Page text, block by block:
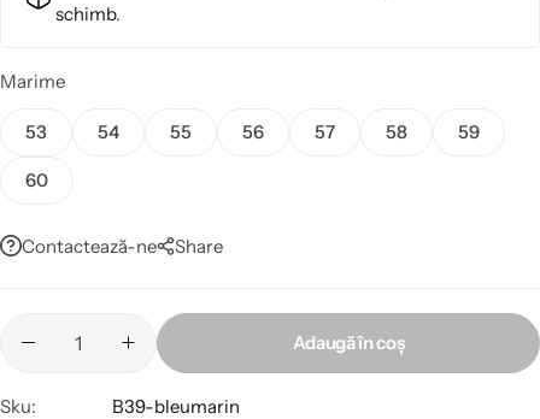
schimb.
Marime
53 54 55 56 57 58 59
60
Contactează-ne Share
Adaugă în coș
Sku: B39-bleumarin